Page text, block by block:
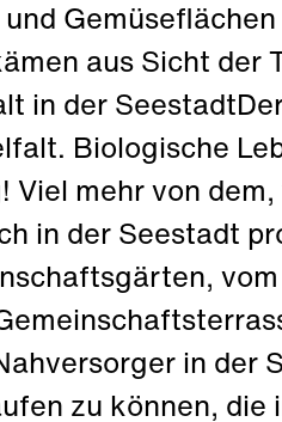
aus Sicht der
in der
Biologische
Viel mehr von
in der Seestadt
in der
zu können, die